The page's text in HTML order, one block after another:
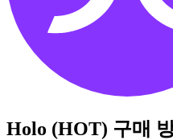
Holo (HOT) 구매